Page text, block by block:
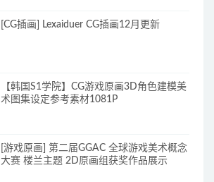
[CG插画] Lexaiduer CG插画12月更新
【韩国S1学院】CG游戏原画3D角色建模美
术图集设定参考素材1081P
[游戏原画] 第二届GGAC 全球游戏美术概念
大赛 楼兰主题 2D原画组获奖作品展示